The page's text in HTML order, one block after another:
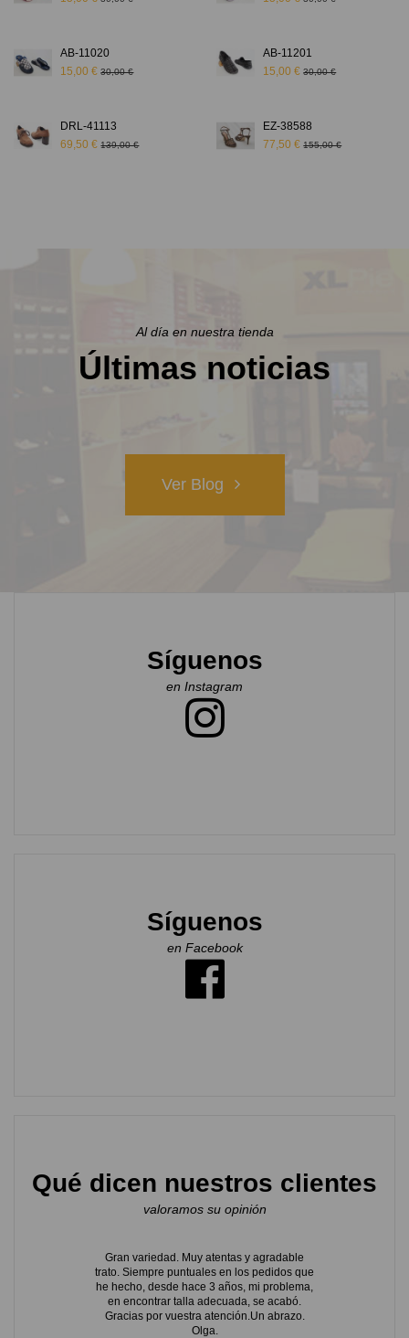
AB-11020
15,00 € 30,00 €
AB-11201
15,00 € 30,00 €
DRL-41113
69,50 € 139,00 €
EZ-38588
77,50 € 155,00 €
Al día en nuestra tienda
Últimas noticias
Ver Blog
Síguenos
en Instagram
Síguenos
en Facebook
Qué dicen nuestros clientes
valoramos su opinión
Gran variedad. Muy atentas y agradable
trato. Siempre puntuales en los pedidos que
he hecho, desde hace 3 años, mi problema,
en encontrar talla adecuada, se acabó.
Gracias por vuestra atención.Un abrazo.
Olga.